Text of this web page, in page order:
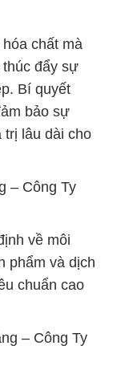
chất mà
thúc đẩy sự
Bí quyết
bảo sự
trị lâu dài cho
– Công Ty
về môi
phẩm và dịch
chuẩn cao
– Công Ty